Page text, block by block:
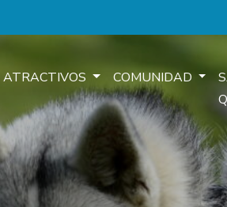
ATRACTIVOS COMUNIDAD